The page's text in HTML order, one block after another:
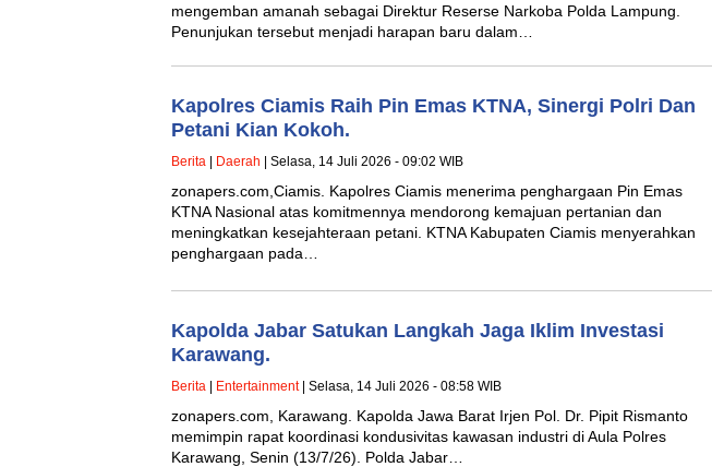
mengemban amanah sebagai Direktur Reserse Narkoba Polda Lampung.
Penunjukan tersebut menjadi harapan baru dalam…
Kapolres Ciamis Raih Pin Emas KTNA, Sinergi Polri Dan
Petani Kian Kokoh.
Berita Daerah | Selasa, 14 Juli 2026 - 09:02 WIB
zonapers.com,Ciamis. Kapolres Ciamis menerima penghargaan Pin Emas
KTNA Nasional atas komitmennya mendorong kemajuan pertanian dan
meningkatkan kesejahteraan petani. KTNA Kabupaten Ciamis menyerahkan
penghargaan pada…
Kapolda Jabar Satukan Langkah Jaga Iklim Investasi
Karawang.
Berita Entertainment| Selasa, 14 Juli 2026 - 08:58 WIB
zonapers.com, Karawang. Kapolda Jawa Barat Irjen Pol. Dr. Pipit Rismanto
memimpin rapat koordinasi kondusivitas kawasan industri di Aula Polres
Karawang, Senin (13/7/26). Polda Jabar…